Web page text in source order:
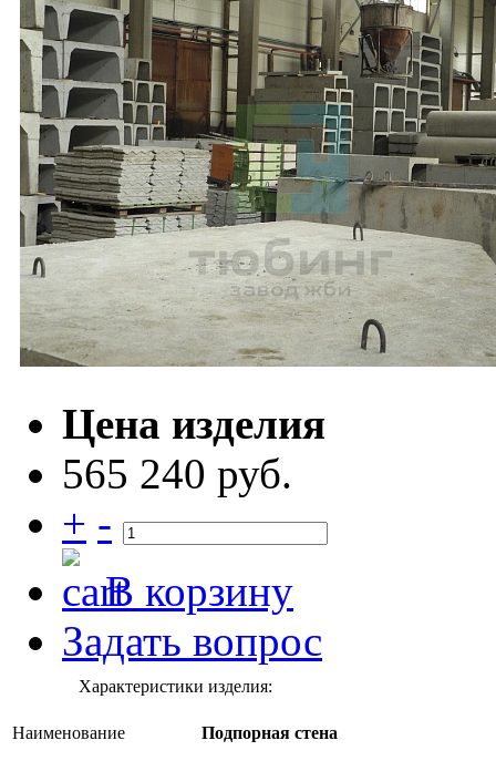
Цена изделия
565 240 руб.
+ -
В корзину
Задать вопрос
Характеристики изделия:
Наименование Подпорная стена